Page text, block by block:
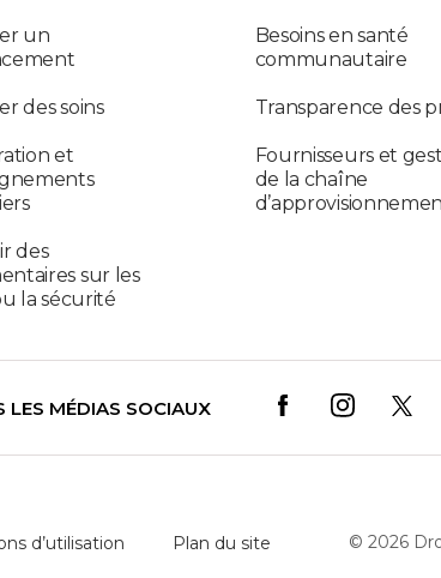
un
des soins
et
des
sur les
la sécurité
Besoins en santé
communautaire
Transparence des
Fournisseurs et
de la chaîne
LES MÉDIAS SOCIAUX
d’utilisation Plan du site © 2026